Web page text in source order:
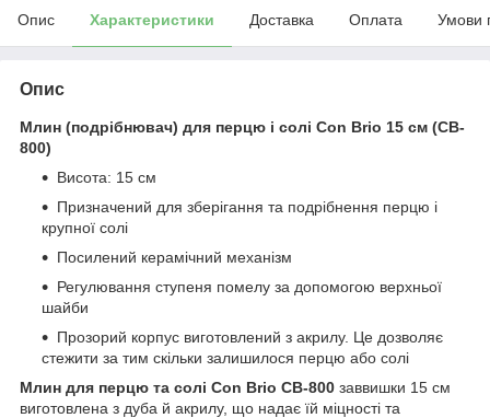
Опис Характеристики Доставка Оплата Умови
Опис
Млин (подрібнювач) для перцю і солі Con Brio 15 см (CB-
800)
Висота: 15 см
Призначений для зберігання та подрібнення перцю і
крупної солі
Посилений керамічний механізм
Регулювання ступеня помелу за допомогою верхньої
шайби
Прозорий корпус виготовлений з акрилу. Це дозволяє
стежити за тим скільки залишилося перцю або солі
Млин для перцю та солі Con Brio CB-800 заввишки 15 см
виготовлена з дуба й акрилу, що надає їй міцності та